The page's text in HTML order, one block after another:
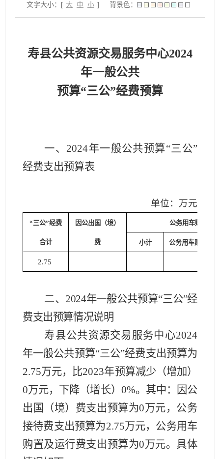
文字大小：[ 大 中 小 ] 背景色：
寿县公共资源交易服务中心2024
年一般公共
预算“三公”经费预算
一、 2024年一般公共预算“三公”
经费支出预算表
单位：万元
“三公”经费
合计
因公出国（境）
费
公务用车购置及
小计 公务用车购置费
2.75
二、 2024年一般公共预算“三公”经
费支出预算情况说明
寿县公共资源交易服务中心2024
年一般公共预算“三公”经费支出预算为
2.75万元，比2023年预算减少（增加）
0万元，下降（增长） 0%。其中：因公
出国（境）费支出预算为0万元，公务
接待费支出预算为2.75万元，公务用车
购置及运行费支出预算为0万元。具体